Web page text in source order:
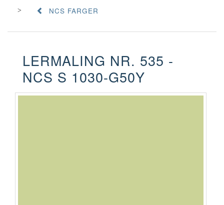
NCS FARGER
LERMALING NR. 535 -
NCS S 1030-G50Y